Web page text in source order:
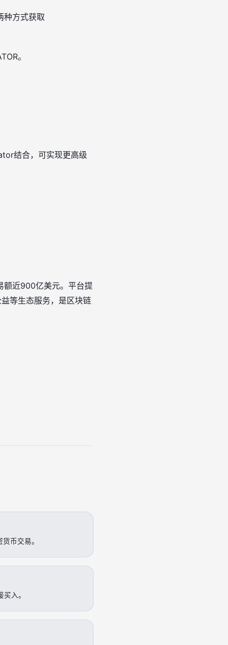
种方式获取
。
结合，可实现更高级
额近900亿美元。平台提
等生态服务，是区块链
币交易。
入。